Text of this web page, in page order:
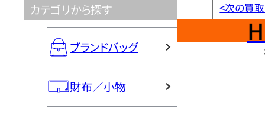
カテゴリから探す
ブランドバッグ
財布／小物
<次の買